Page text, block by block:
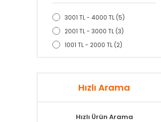
3001 TL - 4000 TL (5)
2001 TL - 3000 TL (3)
1001 TL - 2000 TL (2)
Hızlı Arama
Hızlı Ürün Arama